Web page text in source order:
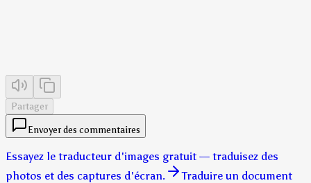
Partager
Envoyer des commentaires
Essayez le traducteur d'images gratuit — traduisez des
photos et des captures d'écran.
Traduire un document